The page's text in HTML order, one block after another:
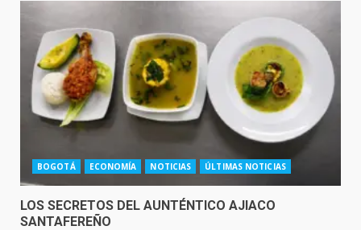
BOGOTÁ ECONOMÍA NOTICIAS ÚLTIMAS NOTICIAS
LOS SECRETOS DEL AUNTÉNTICO AJIACO
SANTAFEREÑO